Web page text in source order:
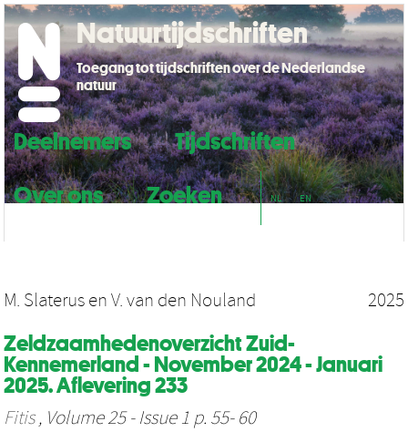
Deelnemers
Tijdschriften
Over ons
Zoeken NL EN
Natuurtijdschriften
Toegang tot tijdschriften over de Nederlandse
natuur
M. Slaterus en V. van den Nouland 2025
Zeldzaamhedenoverzicht Zuid-
Kennemerland - November 2024 - Januari
2025. Aflevering 233
Fitis, Volume 25 - Issue 1 p. 55- 60